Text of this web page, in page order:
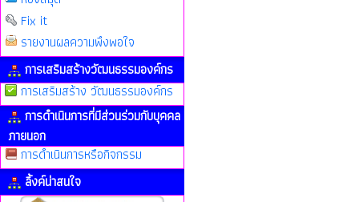
Fix it
รายงานผลความพึงพอใจ
การเสริมสร้างวัฒนธรรมองค์กร
การเสริมสร้าง วัฒนธรรมองค์กร
การดำเนินการที่มีส่วนร่วมกับบุคคล
ภายนอก
การดำเนินการหรือกิจกรรม
ลิ้งค์น่าสนใจ